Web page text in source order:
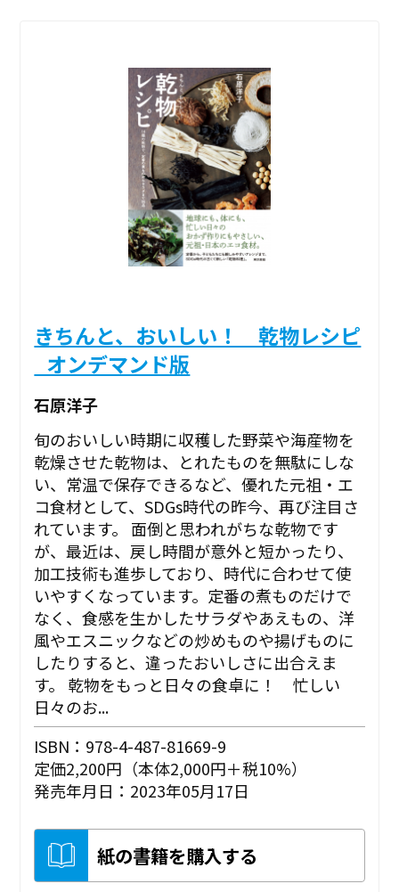
きちんと、おいしい！ 乾物レシピ
_オンデマンド版
石原洋子
旬のおいしい時期に収穫した野菜や海産物を
乾燥させた乾物は、とれたものを無駄にしな
い、常温で保存できるなど、優れた元祖・エ
コ食材として、SDGs時代の昨今、再び注目さ
れています。 面倒と思われがちな乾物です
が、最近は、戻し時間が意外と短かったり、
加工技術も進歩しており、時代に合わせて使
いやすくなっています。定番の煮ものだけで
なく、食感を生かしたサラダやあえもの、洋
風やエスニックなどの炒めものや揚げものに
したりすると、違ったおいしさに出合えま
す。 乾物をもっと日々の食卓に！ 忙しい
日々のお...
ISBN：978-4-487-81669-9
定価2,200円（本体2,000円＋税10%）
発売年月日：2023年05月17日
紙の書籍を購入する